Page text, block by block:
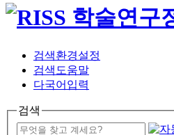
검색환경설정
검색도움말
다국어입력
검색